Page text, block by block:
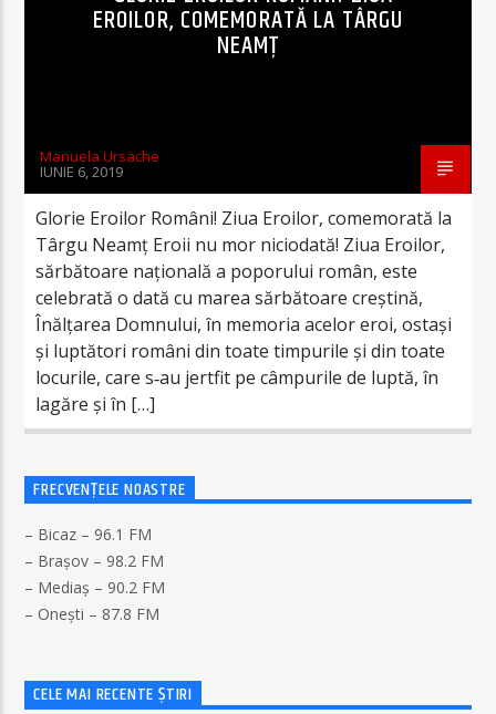
EROILOR, COMEMORATĂ LA TÂRGU
NEAMȚ
Manuela Ursache
IUNIE 6, 2019
Glorie Eroilor Români! Ziua Eroilor, comemorată la
Târgu Neamț Eroii nu mor niciodată! Ziua Eroilor,
sărbătoare națională a poporului român, este
celebrată o dată cu marea sărbătoare creștină,
Înălțarea Domnului, în memoria acelor eroi, ostaşi
şi luptători români din toate timpurile şi din toate
locurile, care s‑au jertfit pe câmpurile de luptă, în
lagăre şi în […]
FRECVENȚELE NOASTRE
– Bicaz – 96.1 FM
– Brașov – 98.2 FM
– Mediaș – 90.2 FM
– Onești – 87.8 FM
CELE MAI RECENTE ȘTIRI